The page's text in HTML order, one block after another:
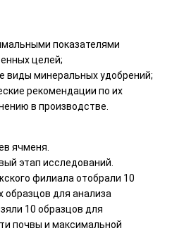
показателями
целей;
виды минеральных удобрений;
рекомендации по их
в производстве.
ячменя.
этап исследований.
филиала отобрали 10
для анализа
10 образцов для
почвы и максимальной